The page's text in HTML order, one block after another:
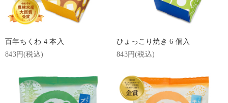
百年ちくわ 4 本入
843円(税込)
ひょっこり焼き 6 個入
843円(税込)